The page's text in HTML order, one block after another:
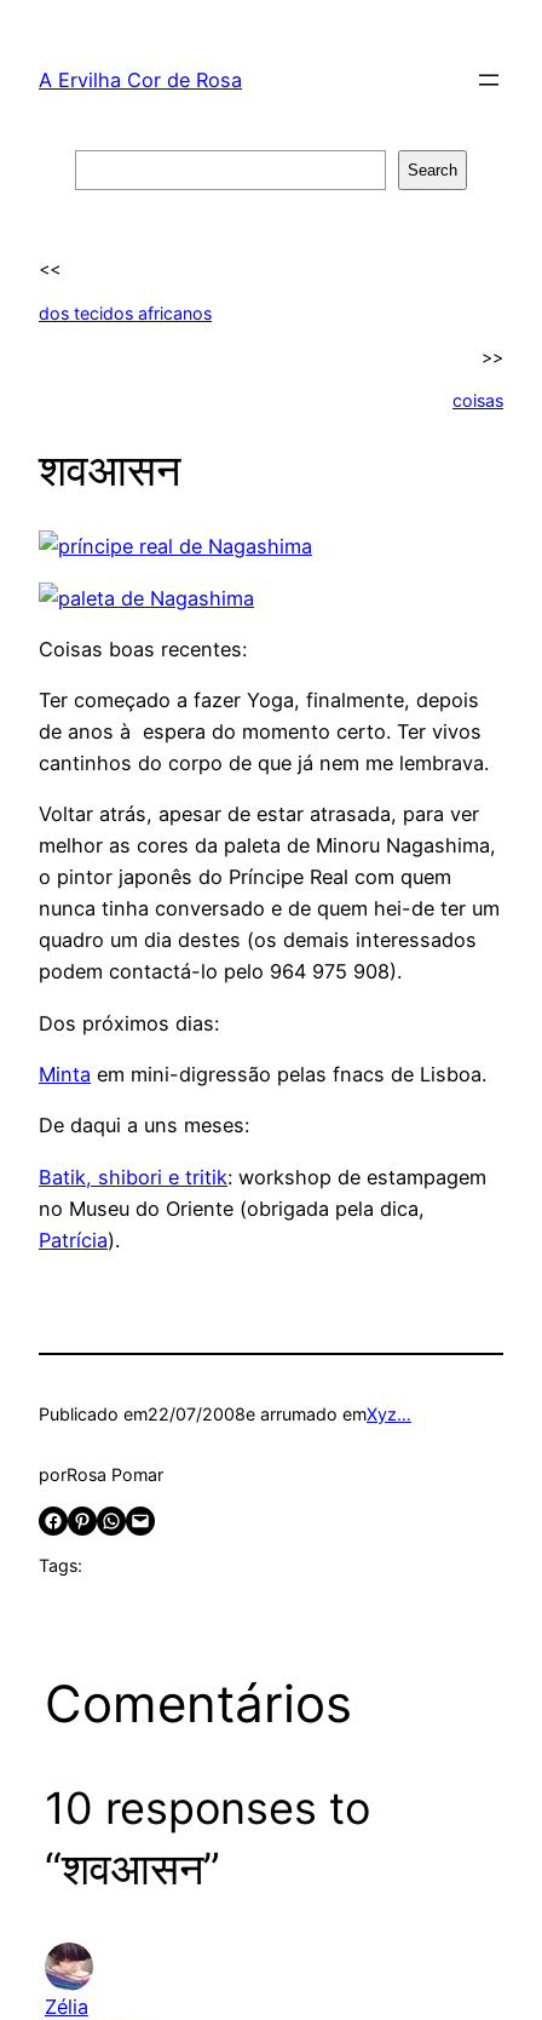
content
A Ervilha Cor de Rosa
Search
<<
dos tecidos africanos
>>
coisas
शवआसन
Coisas boas recentes:
Ter começado a fazer Yoga, finalmente, depois
de anos à espera do momento certo. Ter vivos
cantinhos do corpo de que já nem me lembrava.
Voltar atrás, apesar de estar atrasada, para ver
melhor as cores da paleta de Minoru Nagashima,
o pintor japonês do Príncipe Real com quem
nunca tinha conversado e de quem hei-de ter um
quadro um dia destes (os demais interessados
podem contactá-lo pelo 964 975 908).
Dos próximos dias:
Minta em mini-digressão pelas fnacs de Lisboa.
De daqui a uns meses:
Batik, shibori e tritik: workshop de estampagem
no Museu do Oriente (obrigada pela dica,
Patrícia).
Publicado em22/07/2008e arrumado emXyz…
porRosa Pomar
Share on Facebook Share on Pinterest Share on WhatsApp Email this Page
Tags:
Comentários
10 responses to
“शवआसन”
Zélia